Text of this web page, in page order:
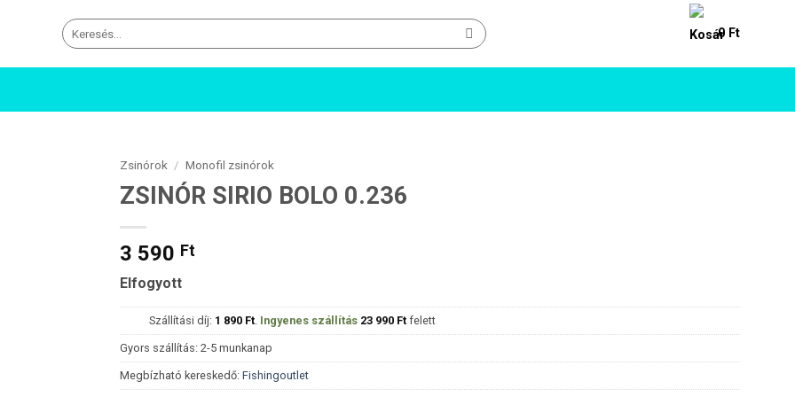
Keresés
a
0 Ft
Zsinórok / Monofil zsinórok
ZSINÓR SIRIO BOLO 0.236
3 590 Ft
Elfogyott
Szállítási díj: 1 890 Ft Ingyenes szállítás 23 990 Ft felett
Gyors szállítás: 2-5 munkanap
Megbízható kereskedő: Fishingoutlet